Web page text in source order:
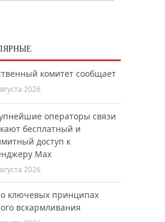
комитет сообщает
2026
операторы связи
бесплатный и
доступ к
Мах
2026
ключевых принципах
вскармливания